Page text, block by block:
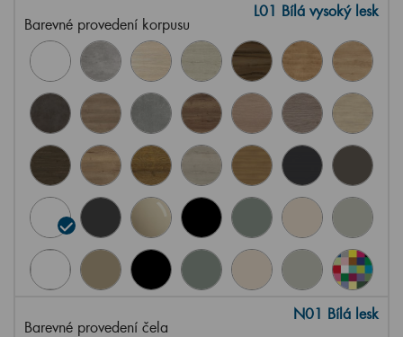
Barevné provedení korpusu
L01 Bílá vysoký lesk
Barevné provedení čela
N01 Bílá lesk